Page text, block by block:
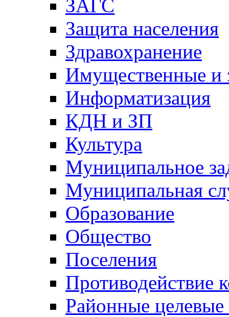
ЗАГС
Защита населения
Здравохранение
Имущественные и
Информатизация
КДН и ЗП
Культура
Муниципальное
Муниципальная
Образование
Общество
Поселения
Противодействие
Районные